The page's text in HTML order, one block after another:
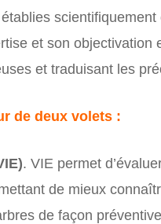
et son
et traduisant les
de deux volets :
. VIE permet
de mieux
de façon